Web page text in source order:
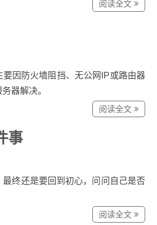
阅读全文
因防火墙阻挡、无公网IP或路由器
器解决。
阅读全文
事
终还是要回到初心，问问自己是否
阅读全文